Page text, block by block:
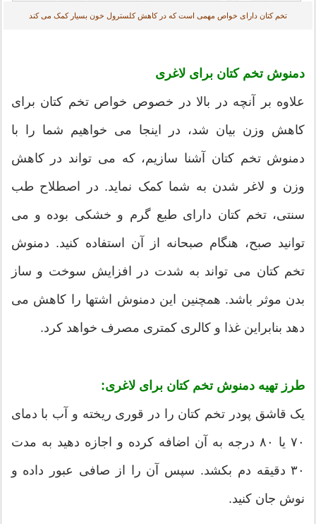
تخم کتان دارای خواص مهمی است که در کاهش کلسترول خون بسیار کمک می کند
دمنوش تخم کتان برای لاغری
علاوه بر آنچه در بالا در خصوص خواص تخم کتان برای
کاهش وزن بیان شد، در اینجا می خواهیم شما را با
دمنوش تخم کتان آشنا سازیم، که می تواند در کاهش
وزن و لاغر شدن به شما کمک نماید. در اصطلاح طب
سنتی، تخم کتان دارای طبع گرم و خشکی بوده و می
توانید صبح، هنگام صبحانه از آن استفاده کنید. دمنوش
تخم کتان می تواند به شدت در افزایش سوخت و ساز
بدن موثر باشد. همچنین این دمنوش اشتها را کاهش می
دهد بنابراین غذا و کالری کمتری مصرف خواهد کرد.
طرز تهیه دمنوش تخم کتان برای لاغری:
یک قاشق پودر تخم کتان را در قوری ریخته و آب با دمای
۷۰ یا ۸۰ درجه به آن اضافه کرده و اجازه دهید به مدت
۳۰ دقیقه دم بکشد. سپس آن را از صافی عبور داده و
نوش جان کنید.